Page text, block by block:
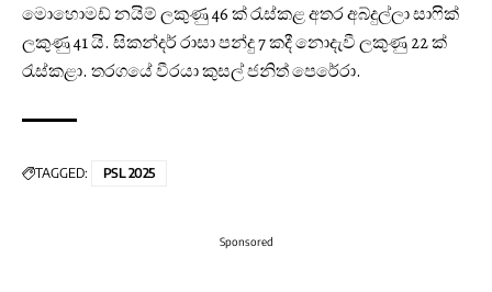
මොහොමඩ් නයිම් ලකුණු 46 ක් රැස්කළ අතර අබ්දුල්ලා සාෆික්
ලකුණු 41 යි. සිකන්දර් රාසා පන්දු 7 කදී නොදැවී ලකුණු 22 ක්
රැස්කළා. තර‍ගයේ වීරයා කුසල් ජනිත් පෙරේරා.
TAGGED: PSL 2025
Sponsored